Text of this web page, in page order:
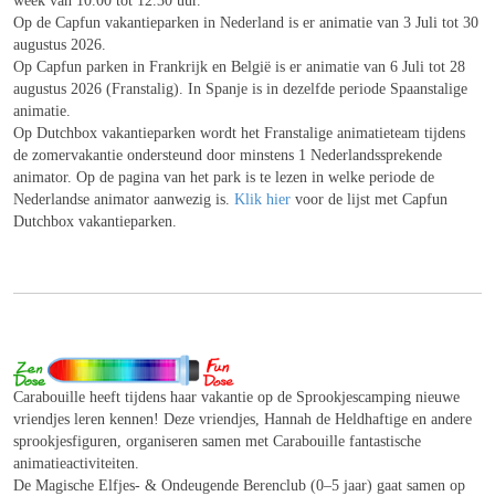
Op de Capfun vakantieparken in Nederland is er animatie van 3 Juli tot 30
augustus 2026.
Op Capfun parken in Frankrijk en België is er animatie van 6 Juli tot 28
augustus 2026 (Franstalig). In Spanje is in dezelfde periode Spaanstalige
animatie.
Op Dutchbox vakantieparken wordt het Franstalige animatieteam tijdens
de zomervakantie ondersteund door minstens 1 Nederlandssprekende
animator. Op de pagina van het park is te lezen in welke periode de
Nederlandse animator aanwezig is. Klik hiervoor de lijst met Capfun
Dutchbox vakantieparken.
Carabouille heeft tijdens haar vakantie op de Sprookjescamping nieuwe
vriendjes leren kennen! Deze vriendjes, Hannah de Heldhaftige en andere
sprookjesfiguren, organiseren samen met Carabouille fantastische
animatieactiviteiten.
De Magische Elfjes- & Ondeugende Berenclub (0–5 jaar) gaat samen op